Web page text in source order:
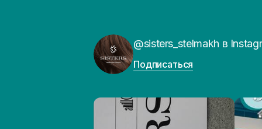
@sisters_stelmakh в
Подписаться